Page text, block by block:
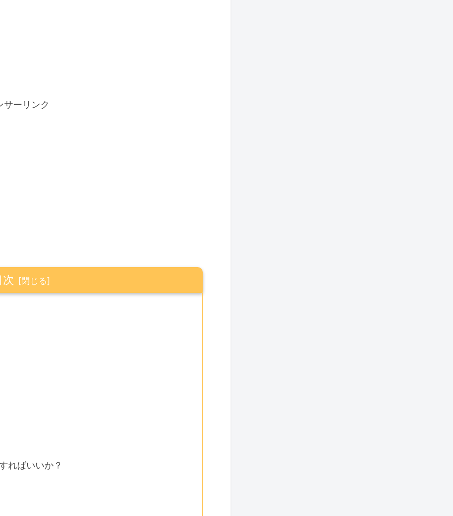
サーリンク
次
ればいいか？